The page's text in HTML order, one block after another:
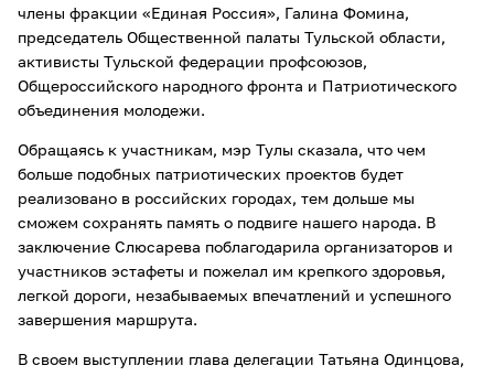
члены фракции «Единая Россия», Галина Фомина,
председатель Общественной палаты Тульской области,
активисты Тульской федерации профсоюзов,
Общероссийского народного фронта и Патриотического
объединения молодежи.
Обращаясь к участникам, мэр Тулы сказала, что чем
больше подобных патриотических проектов будет
реализовано в российских городах, тем дольше мы
сможем сохранять память о подвиге нашего народа. В
заключение Слюсарева поблагодарила организаторов и
участников эстафеты и пожелал им крепкого здоровья,
легкой дороги, незабываемых впечатлений и успешного
завершения маршрута.
В своем выступлении глава делегации Татьяна Одинцова,